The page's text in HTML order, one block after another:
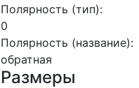
Полярность (тип):
0
Полярность (название):
обратная
Размеры